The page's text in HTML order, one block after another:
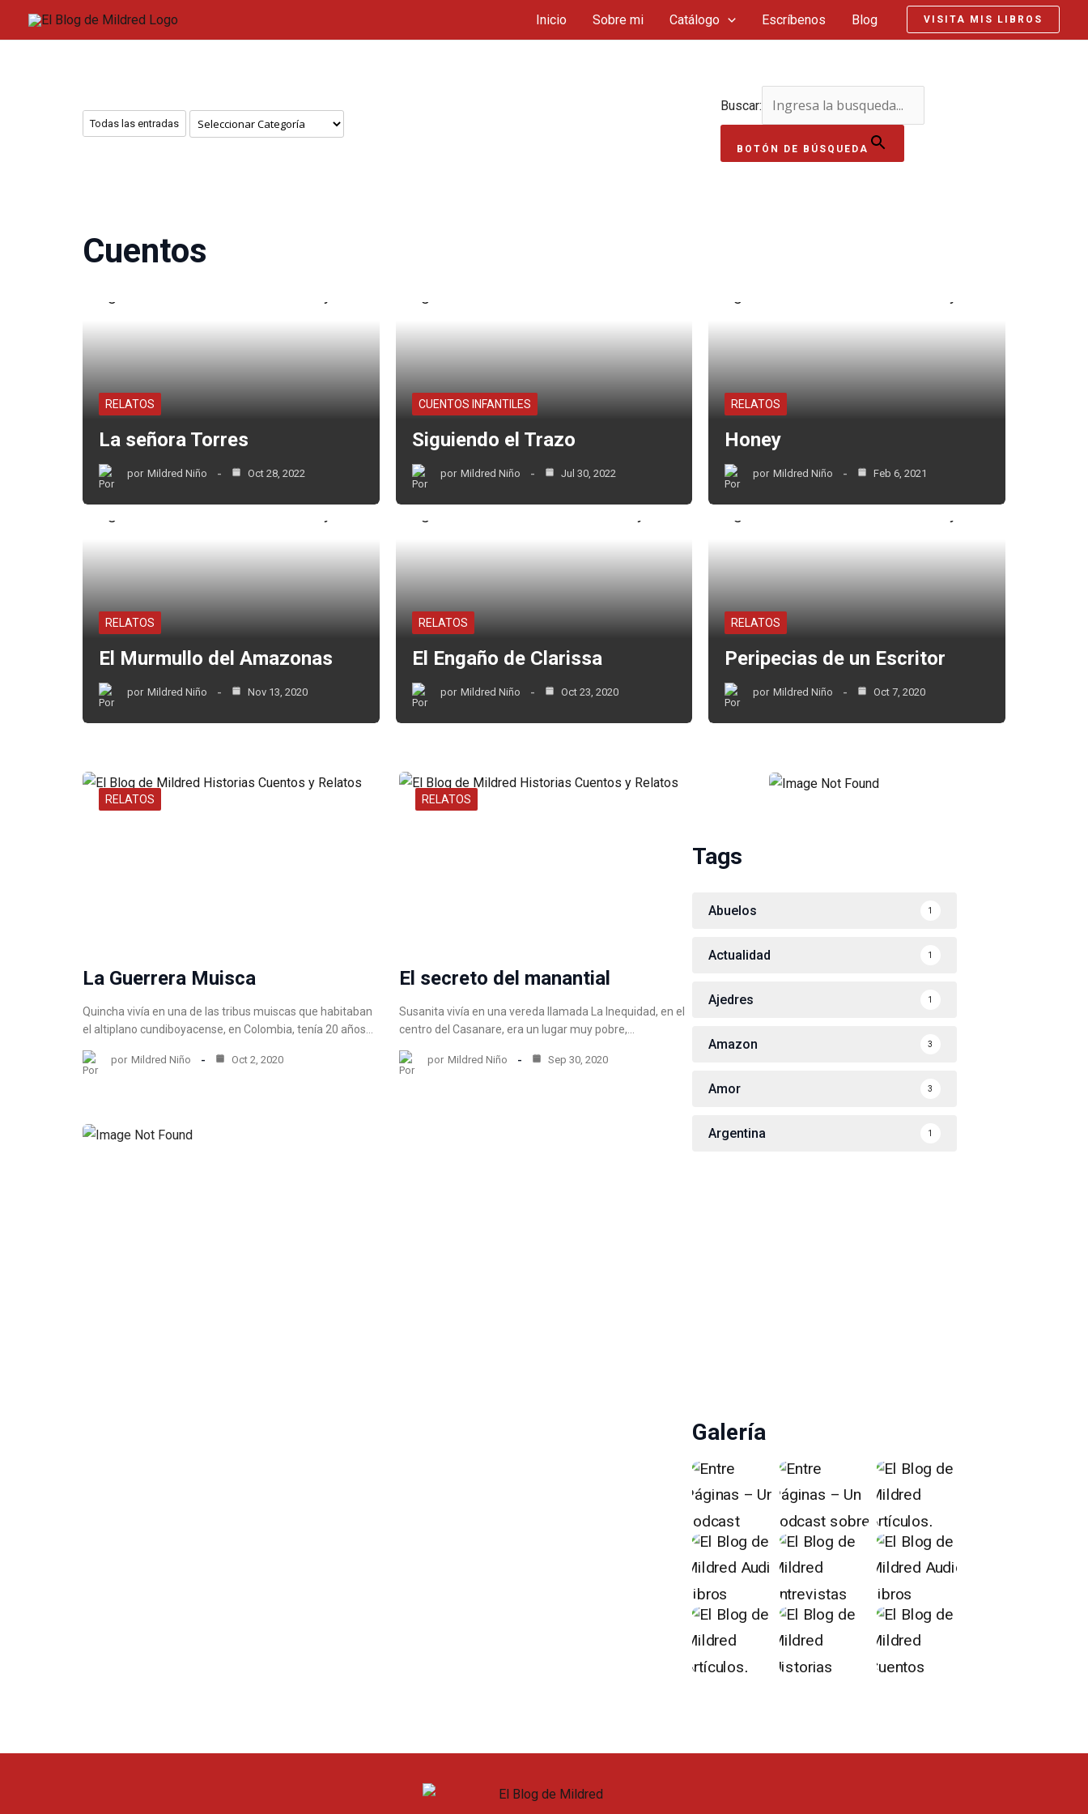
Inicio Sobre mi Catálogo Escríbenos Blog VISITA MIS LIBROS
Todas las entradas Categorías
Buscar:
BOTÓN DE BÚSQUEDA
Cuentos
RELATOS
La señora Torres
por Mildred Niño Oct 28, 2022
CUENTOS INFANTILES
Siguiendo el Trazo
por Mildred Niño Jul 30, 2022
RELATOS
Honey
por Mildred Niño Feb 6, 2021
RELATOS
El Murmullo del Amazonas
por Mildred Niño Nov 13, 2020
RELATOS
El Engaño de Clarissa
por Mildred Niño Oct 23, 2020
RELATOS
Peripecias de un Escritor
por Mildred Niño Oct 7, 2020
RELATOS
La Guerrera Muisca
Quincha vivía en una de las tribus muiscas que habitaban
el altiplano cundiboyacense, en Colombia, tenía 20 años…
por Mildred Niño Oct 2, 2020
RELATOS
El secreto del manantial
Susanita vivía en una vereda llamada La Inequidad, en el
centro del Casanare, era un lugar muy pobre,…
por Mildred Niño Sep 30, 2020
Tags
Abuelos 1
Actualidad 1
Ajedres 1
Amazon 3
Amor 3
Argentina 1
Galería